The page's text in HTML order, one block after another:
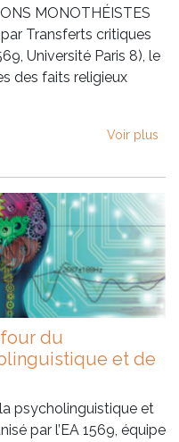
MONOTHÉISTES
Transferts critiques
Université Paris 8), le
des faits religieux
Voir plus
du
et de
psycholinguistique et
par l’EA 1569, équipe